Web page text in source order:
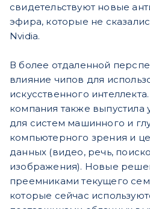
свидетельствуют новые
эфира, которые не
Nvidia.
В более отдаленной
влияние чипов для
искусственного
компания также выпустила
для систем машинного и
компьютерного зрения и
данных (видео, речь,
изображения). Новые
преемниками текущего
которые сейчас